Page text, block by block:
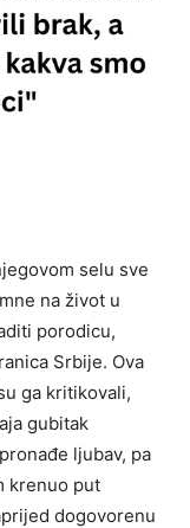
selu sve
na život u
porodicu,
Srbije. Ova
ga kritikovali,
gubitak
ljubav, pa
krenuo put
dogovorenu